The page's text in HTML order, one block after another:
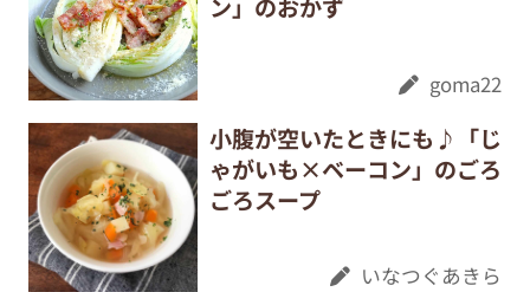
ン」のおかず
goma22
小腹が空いたときにも♪「じ
ゃがいも×ベーコン」のごろ
ごろスープ
いなつぐあきら